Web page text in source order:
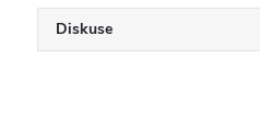
Diskuse